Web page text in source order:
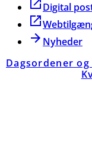
Digital
Nyheder
Dagsordener